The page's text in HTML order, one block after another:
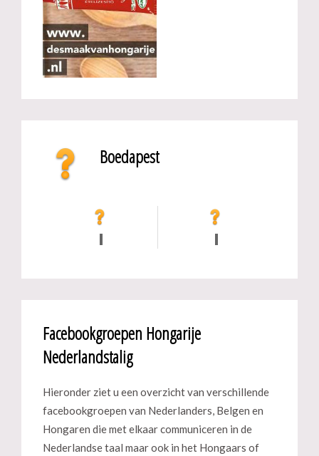
Boedapest
Facebookgroepen Hongarije
Nederlandstalig
Hieronder ziet u een overzicht van verschillende
facebookgroepen van Nederlanders, Belgen en
Hongaren die met elkaar communiceren in de
Nederlandse taal maar ook in het Hongaars of